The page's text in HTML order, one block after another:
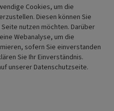
Rheinberg. (Rheinischer
40.) Köln.
der deutschen
Westfalen. Darmstadt
Cookies, um die
Diesen können Sie
nutzen möchten. Darüber
Webanalyse, um die
sofern Sie einverstanden
Sie Ihr Einverständnis.
unserer Datenschutzseite.